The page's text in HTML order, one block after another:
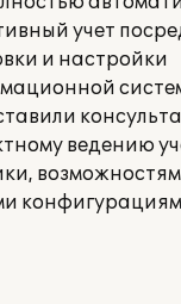
учет
и настройки
ведению